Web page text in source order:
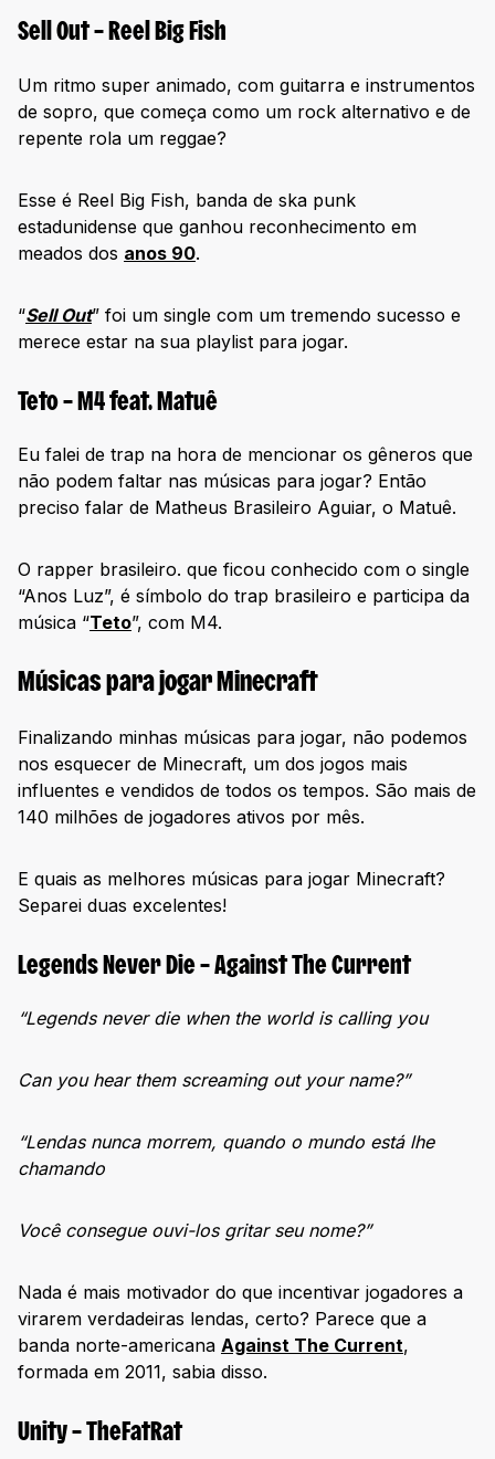
Sell Out – Reel Big Fish
Um ritmo super animado, com guitarra e instrumentos
de sopro, que começa como um rock alternativo e de
repente rola um reggae?
Esse é Reel Big Fish, banda de ska punk
estadunidense que ganhou reconhecimento em
meados dos anos 90.
“Sell Out” foi um single com um tremendo sucesso e
merece estar na sua playlist para jogar.
Teto – M4 feat. Matuê
Eu falei de trap na hora de mencionar os gêneros que
não podem faltar nas músicas para jogar? Então
preciso falar de Matheus Brasileiro Aguiar, o Matuê.
O rapper brasileiro. que ficou conhecido com o single
“Anos Luz”, é símbolo do trap brasileiro e participa da
música “Teto”, com M4.
Músicas para jogar Minecraft
Finalizando minhas músicas para jogar, não podemos
nos esquecer de Minecraft, um dos jogos mais
influentes e vendidos de todos os tempos. São mais de
140 milhões de jogadores ativos por mês.
E quais as melhores músicas para jogar Minecraft?
Separei duas excelentes!
Legends Never Die – Against The Current
“Legends never die when the world is calling you
Can you hear them screaming out your name?”
“Lendas nunca morrem, quando o mundo está lhe
chamando
Você consegue ouvi-los gritar seu nome?”
Nada é mais motivador do que incentivar jogadores a
virarem verdadeiras lendas, certo? Parece que a
banda norte-americana Against The Current,
formada em 2011, sabia disso.
Unity – TheFatRat